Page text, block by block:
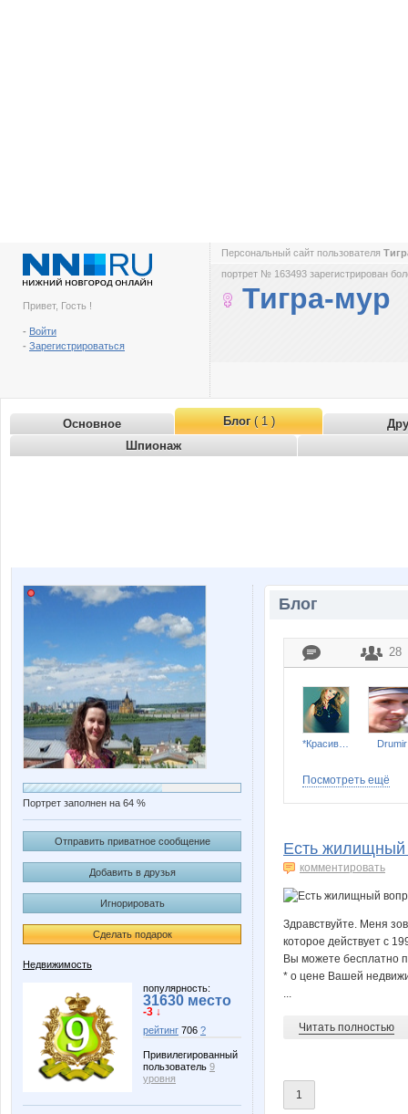
Привет, Гость !
- Войти
- Зарегистрироваться
Персональный сайт пользователя
портрет № 163493 зарегистрирован
Тигра-мур
Основное Блог( 1 )
Шпионаж
Портрет заполнен на 64 %
Отправить приватное сообщение
Добавить в друзья
Игнорировать
Сделать подарок
Недвижимость
популярность:
31630 место
-3 ↓
рейтинг 706 ?
Привилегированный
пользователь 9
уровня
Блог
28
Drumir
Посмотреть ещё
Есть жилищный
комментировать
Здравствуйте. Меня
которое действует с
Вы можете бесплатно
* о цене Вашей
...
Читать полностью
1